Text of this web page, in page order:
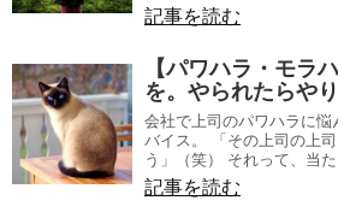
記事を読む
【パワハラ・モラ
を。やられたらや
会社で上司のパワハラに
バイス。 「その上司の上
う」（笑） それって、当
記事を読む